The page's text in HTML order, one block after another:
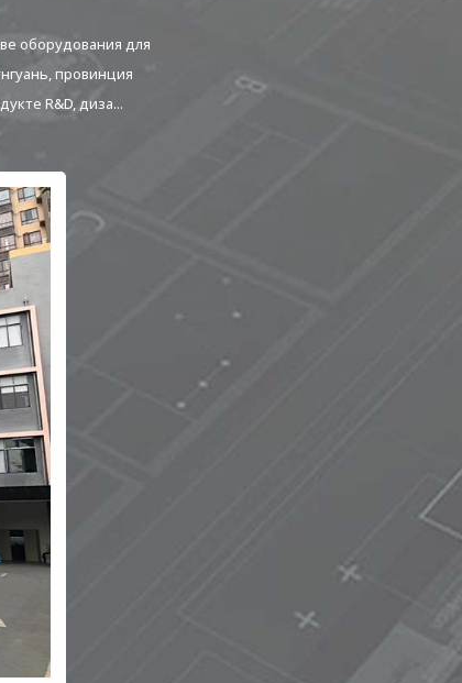
оборудования для
провинция
R&D, диза...